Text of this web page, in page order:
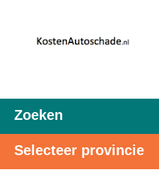
Zoeken
Selecteer provincie